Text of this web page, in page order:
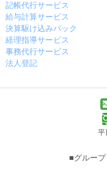
記帳代行サービス
給与計算サービス
決算駆け込みパック
経理指導サービス
事務代行サービス
法人登記
平
■グループ